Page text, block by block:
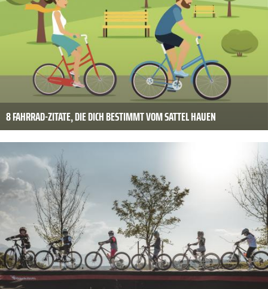
8 FAHRRAD-ZITATE, DIE DICH BESTIMMT VOM SATTEL HAUEN